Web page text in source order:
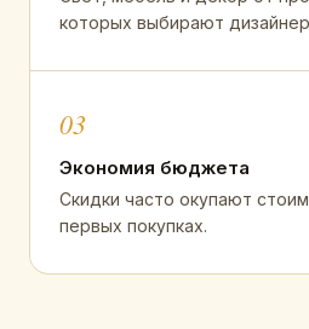
которых выбирают
03
Экономия бюджета
Скидки часто окупают
первых покупках.